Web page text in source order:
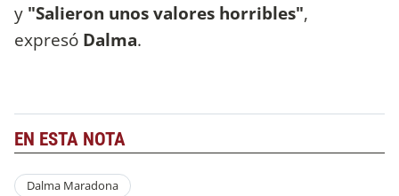
y "Salieron unos valores horribles",
expresó Dalma.
EN ESTA NOTA
Dalma Maradona